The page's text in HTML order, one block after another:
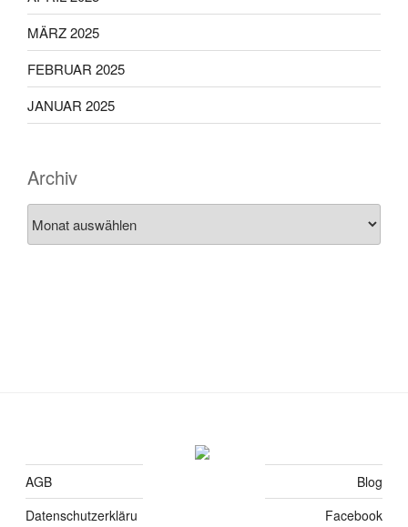
MÄRZ 2025
FEBRUAR 2025
JANUAR 2025
Archiv
AGB
Datenschutzerkläru
Blog
Facebook